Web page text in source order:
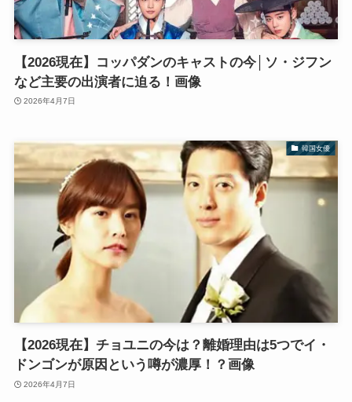
【2026現在】コッパダンのキャストの今│ソ・ジフン
など主要の出演者に迫る！画像
2026年4月7日
韓国女優
【2026現在】チョユニの今は？離婚理由は5つでイ・
ドンゴンが原因という噂が濃厚！？画像
2026年4月7日